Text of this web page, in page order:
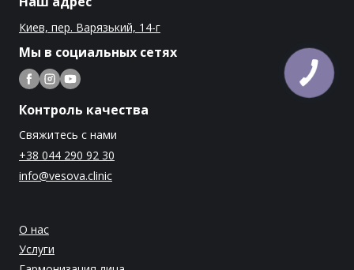
Киев, пер. Варязький, 14-г
Мы в социальных сетях
Контроль качества
Свяжитесь с нами
+38 044 290 92 30
info@vesova.clinic
О нас
Услуги